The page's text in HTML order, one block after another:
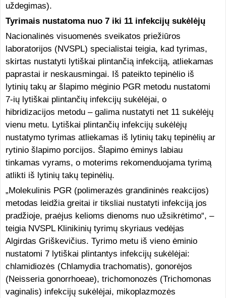
uždegimas).
Tyrimais nustatoma nuo 7 iki 11 infekcijų sukėlėjų
Nacionalinės visuomenės sveikatos priežiūros
laboratorijos (NVSPL) specialistai teigia, kad tyrimas,
skirtas nustatyti lytiškai plintančią infekciją, atliekamas
paprastai ir neskausmingai. Iš pateikto tepinėlio iš
lytinių takų ar šlapimo mėginio PGR metodu nustatomi
7-ių lytiškai plintančių infekcijų sukėlėjai, o
hibridizacijos metodu – galima nustatyti net 11 sukėlėjų
vienu metu. Lytiškai plintančių infekcijų sukėlėjų
nustatymo tyrimas atliekamas iš lytinių takų tepinėlių ar
rytinio šlapimo porcijos. Šlapimo ėminys labiau
tinkamas vyrams, o moterims rekomenduojama tyrimą
atlikti iš lytinių takų tepinėlių.
„Molekulinis PGR (polimerazės grandininės reakcijos)
metodas leidžia greitai ir tiksliai nustatyti infekciją jos
pradžioje, praėjus kelioms dienoms nuo užsikrėtimo“, –
teigia NVSPL Klinikinių tyrimų skyriaus vedėjas
Algirdas Griškevičius. Tyrimo metu iš vieno ėminio
nustatomi 7 lytiškai plintantys infekcijų sukėlėjai:
chlamidiozės (Chlamydia trachomatis), gonorėjos
(Neisseria gonorrhoeae), trichomonozės (Trichomonas
vaginalis) infekcijų sukėlėjai, mikoplazmozės